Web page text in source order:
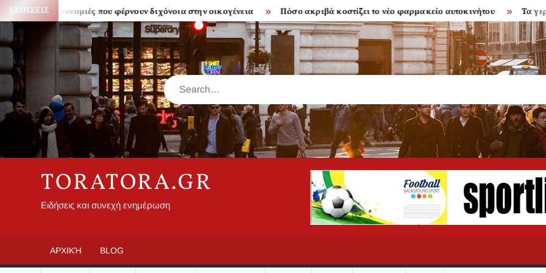
Skip
to
content
ΕΙΔΉΣΕΙΣ
Κληρονομιές που φέρνουν διχόνοια στην οικογένεια Πόσο ακριβά κοστίζει το νέο φαρμακείο αυτοκινήτου Τα γερασμένα
Search
TORATORA.GR
Ειδήσεις και συνεχή ενημέρωση
ΑΡΧΙΚΉ BLOG